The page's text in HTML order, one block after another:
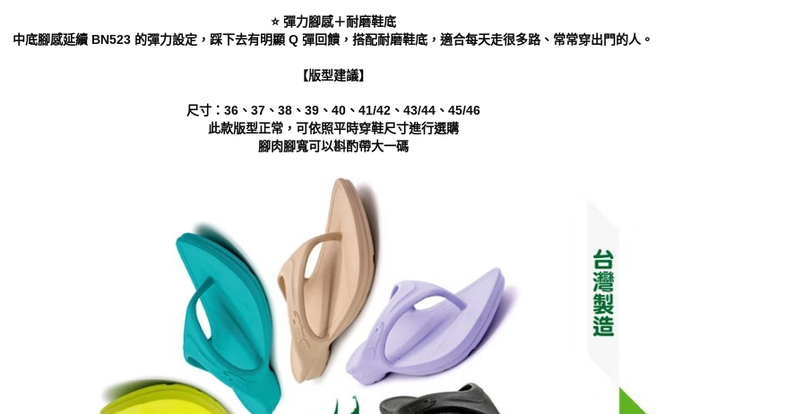
⭐️ 彈力腳感＋耐磨鞋底
中底腳感延續 BN523 的彈力設定，踩下去有明顯 Q 彈回饋，搭配耐磨鞋底，適合每天走很多路、常常穿出門的人。
【版型建議】
尺寸：36、37、38、39、40、41/42、43/44、45/46
此款版型正常，可依照平時穿鞋尺寸進行選購
腳肉腳寬可以斟酌帶大一碼